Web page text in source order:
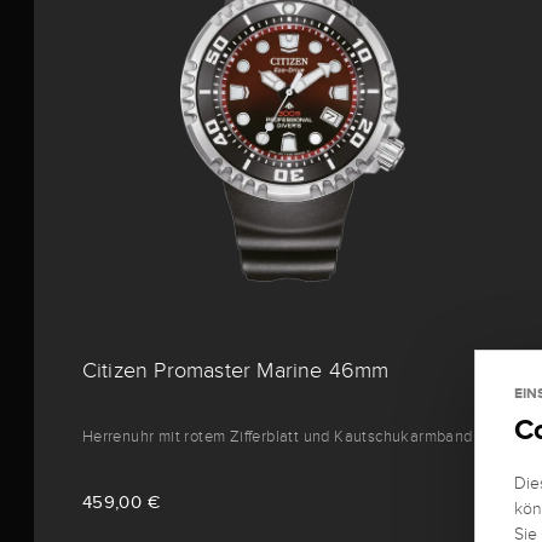
Citizen Promaster Marine 46mm
Herrenuhr mit rotem Zifferblatt und Kautschukarmband
459,00 €
Sie